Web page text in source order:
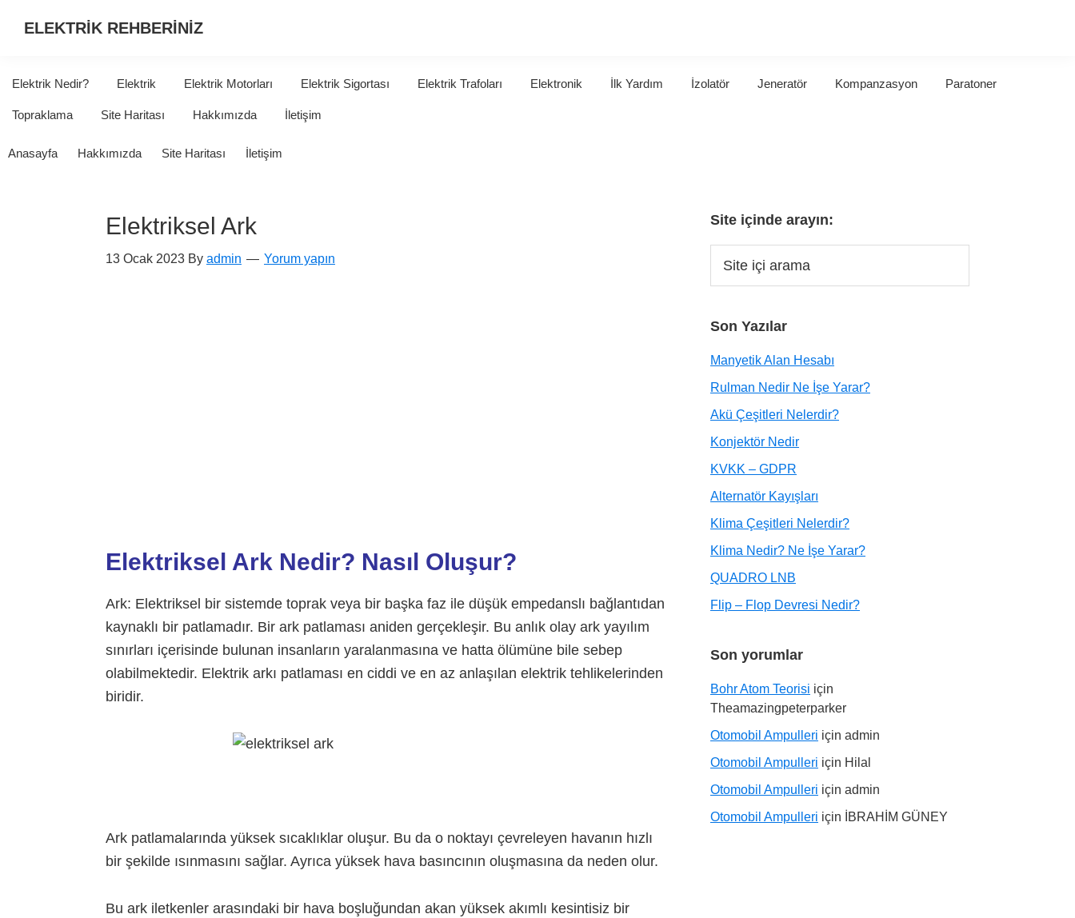
ELEKTRİK REHBERİNİZ
HER
Elektrik Nedir? Elektrik Elektrik Motorları Elektrik Sigortası Elektrik Trafoları Elektronik İlk Yardım İzolatör Jeneratör Kompanzasyon Paratoner
Topraklama Site Haritası Hakkımızda İletişim
Anasayfa Hakkımızda Site Haritası İletişim
Elektriksel Ark
13 Ocak 2023 By admin Yorum yapın
Elektriksel Ark Nedir? Nasıl Oluşur?
Ark: Elektriksel bir sistemde toprak veya bir başka faz ile düşük empedanslı bağlantıdan
kaynaklı bir patlamadır. Bir ark patlaması aniden gerçekleşir. Bu anlık olay ark yayılım
sınırları içerisinde bulunan insanların yaralanmasına ve hatta ölümüne bile sebep
olabilmektedir. Elektrik arkı patlaması en ciddi ve en az anlaşılan elektrik tehlikelerinden
biridir.
Ark patlamalarında yüksek sıcaklıklar oluşur. Bu da o noktayı çevreleyen havanın hızlı
bir şekilde ısınmasını sağlar. Ayrıca yüksek hava basıncının oluşmasına da neden olur.
Bu ark iletkenler arasındaki bir hava boşluğundan akan yüksek akımlı kesintisiz bir
Site içinde arayın:
Son Yazılar
Manyetik Alan Hesabı
Rulman Nedir Ne İşe Yarar?
Akü Çeşitleri Nelerdir?
Konjektör Nedir
KVKK – GDPR
Alternatör Kayışları
Klima Çeşitleri Nelerdir?
Klima Nedir? Ne İşe Yarar?
QUADRO LNB
Flip – Flop Devresi Nedir?
Son yorumlar
Bohr Atom Teorisi için
Theamazingpeterparker
Otomobil Ampulleri için admin
Otomobil Ampulleri için Hilal
Otomobil Ampulleri için admin
Otomobil Ampulleri için İBRAHİM GÜNEY